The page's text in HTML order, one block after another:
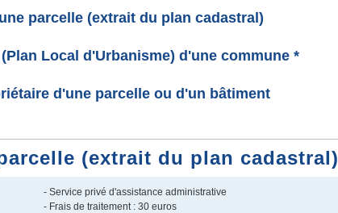
parcelle (extrait du plan cadastral)
Local d'Urbanisme) d'une commune *
d'une parcelle ou d'un bâtiment
(extrait du plan cadastral)
- Service privé d'assistance administrative
- Frais de traitement : 30 euros